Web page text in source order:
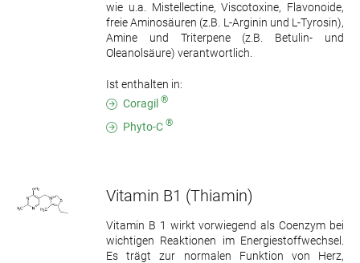
wie u.a. Mistellectine, Viscotoxine, Flavonoide,
freie Aminosäuren (z.B. L-Arginin und L-Tyrosin),
Amine und Triterpene (z.B. Betulin- und
Oleanolsäure) verantwortlich.
Ist enthalten in:
Coragil ®
Phyto-C ®
Vitamin B1 (Thiamin)
Vitamin B 1 wirkt vorwiegend als Coenzym bei
wichtigen Reaktionen im Energiestoffwechsel.
Es trägt zur normalen Funktion von Herz,